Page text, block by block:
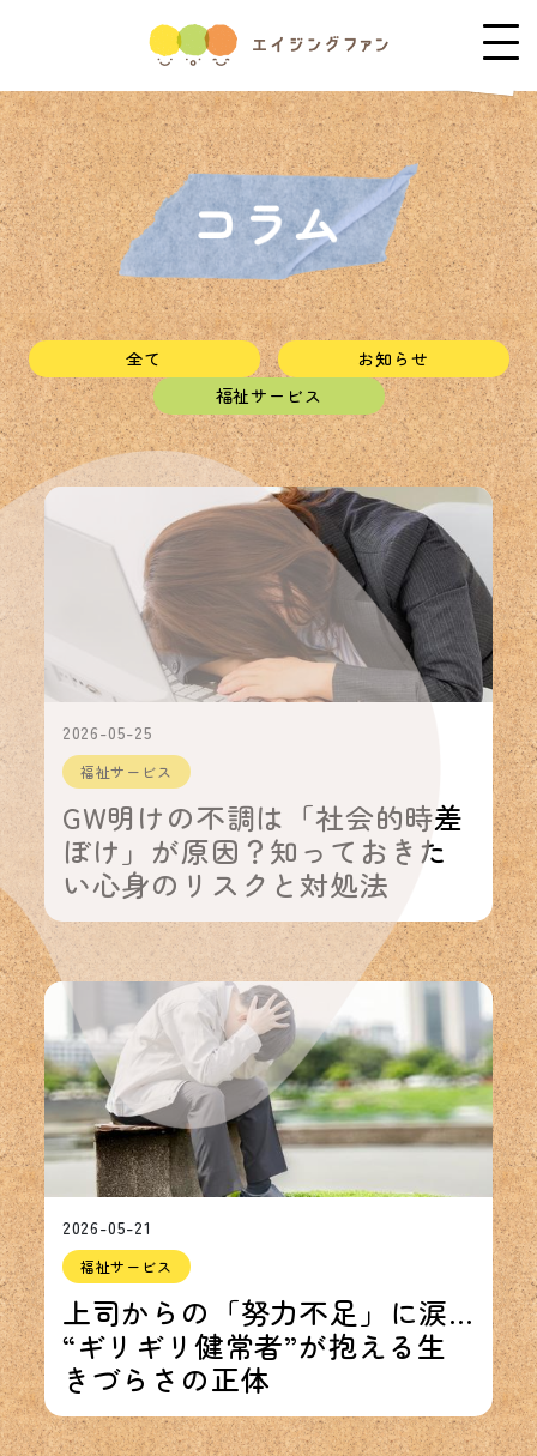
全て
お知らせ
福祉サービス
2026-05-25
福祉サービス
GW明けの不調は「社会的時差
ぼけ」が原因？知っておきた
い心身のリスクと対処法
2026-05-21
福祉サービス
上司からの「努力不足」に涙…
“ギリギリ健常者”が抱える生
きづらさの正体